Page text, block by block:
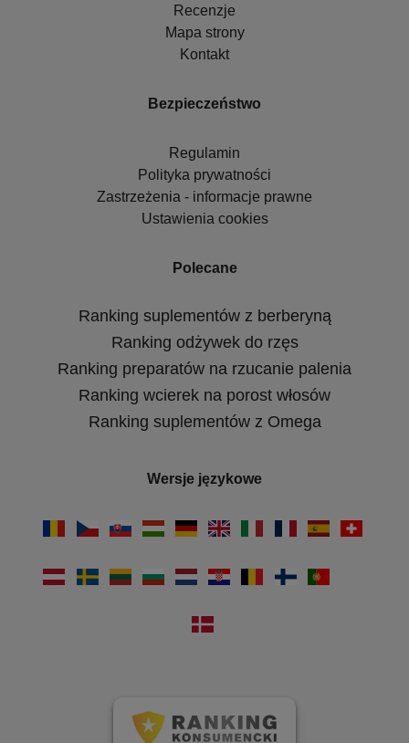
Recenzje
Mapa strony
Kontakt
Bezpieczeństwo
Regulamin
Polityka prywatności
Zastrzeżenia - informacje prawne
Ustawienia cookies
Polecane
Ranking suplementów z berberyną
Ranking odżywek do rzęs
Ranking preparatów na rzucanie palenia
Ranking wcierek na porost włosów
Ranking suplementów z Omega
Wersje językowe